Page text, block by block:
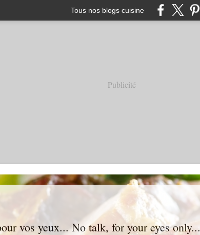
Tous nos blogs cuisine
Publicité
vos yeux... No talk, for your eyes only...